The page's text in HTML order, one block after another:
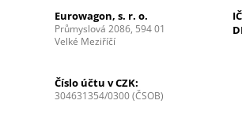
Eurowagon, s. r. o.
Průmyslová 2086, 594 01
Velké Meziříčí
Číslo účtu v CZK:
304631354/0300 (ČSOB)